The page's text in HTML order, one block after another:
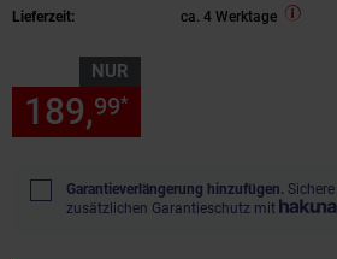
Lieferzeit:
ca. 4 Werktage
NUR
189,99*
Garantieverlängerung hinzufügen.
zusätzlichen Garantieschutz mit